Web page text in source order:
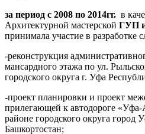
за период с 2008 по 2014гг. в
Архитектурной мастерской ГУП
принимала участие в разработке
-реконструкция
мансардного этажа по ул.
городского округа г. Уфа
-проект планировки и проект
прилегающей к автодороге
районе городского округа город
Башкортостан;